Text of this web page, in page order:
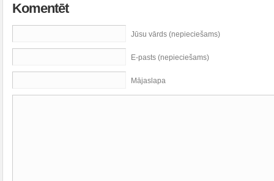
Komentēt
Jūsu vārds (nepieciešams)
E-pasts (nepieciešams)
Mājaslapa